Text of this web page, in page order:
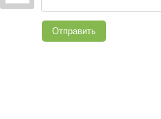
Отправить